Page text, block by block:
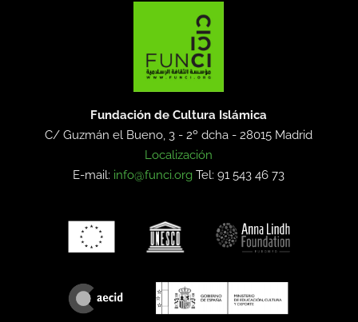
Fundación de Cultura Islámica
C/ Guzmán el Bueno, 3 - 2º dcha -28015 Madrid
Localización
E-mail: info@funci.org Tel: 91 543 46 73